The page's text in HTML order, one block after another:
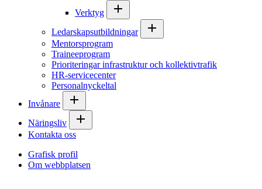
Verktyg
Ledarskapsutbildningar
Mentorsprogram
Traineeprogram
Prioriteringar infrastruktur och kollektivtrafik
HR-servicecenter
Personalnyckeltal
Invånare
Näringsliv
Kontakta oss
Grafisk profil
Om webbplatsen